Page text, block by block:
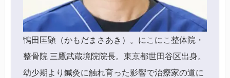
鴨田匡顕（かもだまさあき）。にこにこ整体院・
整骨院 三鷹武蔵境院院長。東京都世田谷区出身。
幼少期より鍼灸に触れ育った影響で治療家の道に